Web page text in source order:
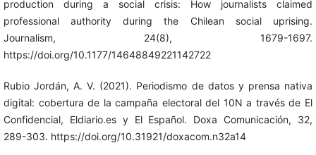
production during a social crisis: How journalists claimed
professional authority during the Chilean social uprising.
Journalism, 24(8), 1679-1697.
https://doi.org/10.1177/14648849221142722
Rubio Jordán, A. V. (2021). Periodismo de datos y prensa nativa
digital: cobertura de la campaña electoral del 10N a través de El
Confidencial, Eldiario.es y El Español. Doxa Comunicación, 32,
289-303. https://doi.org/10.31921/doxacom.n32a14